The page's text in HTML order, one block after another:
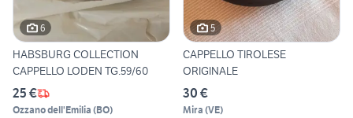
6
HABSBURG COLLECTION
CAPPELLO LODEN TG.59/60
25 €
Ozzano dell'Emilia (BO)
5
CAPPELLO TIROLESE
ORIGINALE
30 €
Mira (VE)